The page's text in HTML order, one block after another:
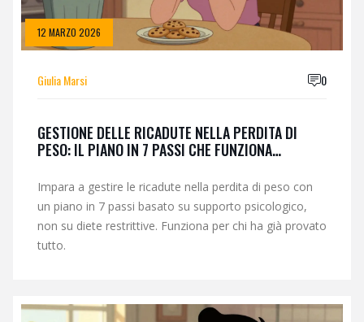
12 MARZO 2026
Giulia Marsi 0
GESTIONE DELLE RICADUTE NELLA PERDITA DI
PESO: IL PIANO IN 7 PASSI CHE FUNZIONA
Impara a gestire le ricadute nella perdita di peso con
un piano in 7 passi basato su supporto psicologico,
non su diete restrittive. Funziona per chi ha già provato
tutto.